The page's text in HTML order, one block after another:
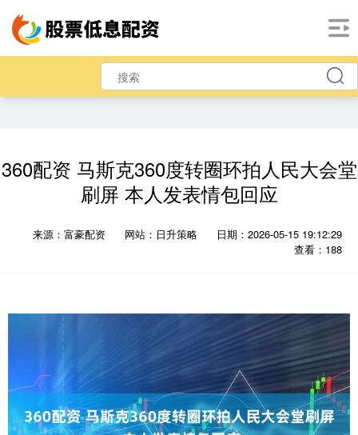
360配资 马斯克360度转圈环拍人民大会堂
刷屏 本人发表情包回应
来源：富豪配资 网站：日升策略
日期：2026-05-15 19:12:29
查看：188